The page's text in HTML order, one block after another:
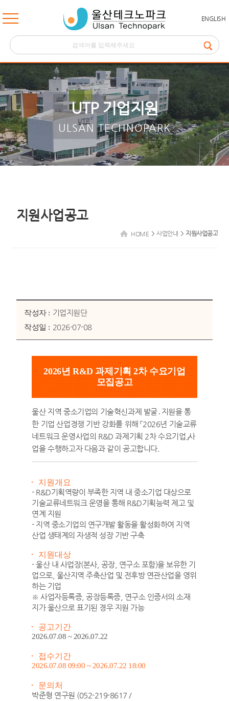
ENGLISH
UTP 기업지원
ULSAN TECHNOPARK
지원사업공고
HOME 사업안내 지원사업공고
작성자 : 기업지원단
작성일 : 2026-07-08
2026년 R&D 과제기획 2차 수요기업
모집공고
울산 지역 중소기업의 기술혁신과제 발굴․지원을 통
한 기업 산업경쟁 기반 강화를 위해 「2026년 기술교류
네트워크 운영사업의 R&D 과제기획 2차 수요기업」사
업을 수행하고자 다음과 같이 공고합니다.
지원개요
- R&D기획역량이 부족한 지역 내 중소기업 대상으로
기술교류네트워크 운영을 통해 R&D기획능력 제고 및
연계 지원
- 지역 중소기업의 연구개발 활동을 활성화하여 지역
산업 생태계의 자생적 성장 기반 구축
지원대상
- 울산 내 사업장(본사, 공장, 연구소 포함)을 보유한 기
업으로, 울산지역 주축산업 및 전후방 연관산업을 영위
하는 기업
※ 사업자등록증, 공장등록증, 연구소 인증서의 소재
지가 울산으로 표기된 경우 지원 가능
공고기간
2026.07.08 ~ 2026.07.22
접수기간
2026.07.08 09:00 ~ 2026.07.22 18:00
문의처
박준형 연구원 (052-219-8617 /